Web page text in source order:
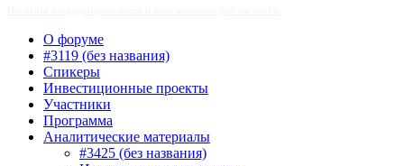
О форуме
#3119 (без названия)
Спикеры
Инвестиционные проекты
Участники
Программа
Аналитические материалы
#3425 (без названия)